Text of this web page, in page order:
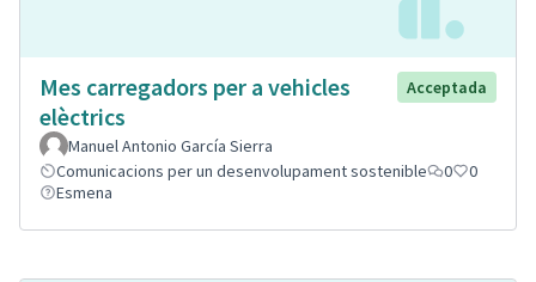
Mes carregadors per a vehicles
elèctrics
Acceptada
Manuel Antonio García Sierra
Comunicacions per un desenvolupament sostenible
0
0
Esmena